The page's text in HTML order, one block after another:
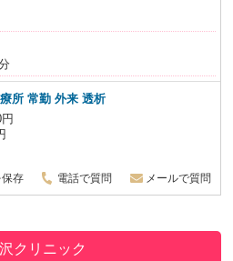
所 常勤 外来 透析
存 電話で質問 メールで質問
クリニック